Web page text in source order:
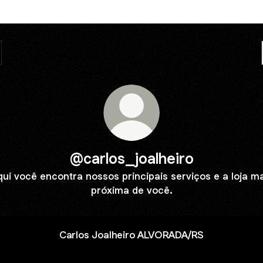
@carlos_joalheiro
você encontra nossos principais serviços e a loja
próxima de você.
Carlos Joalheiro ALVORADA/RS